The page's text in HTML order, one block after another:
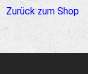
Zurück zum Shop